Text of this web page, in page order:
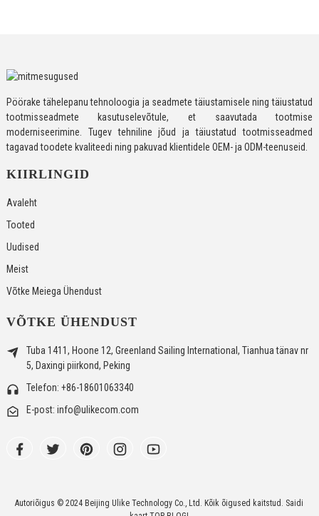
päeva jooksul täieliku raha tagastamise.
pakume teile rahuldava lahenduse.
Pöörake tähelepanu tehnoloogia ja seadmete täiustamisele ning täiustatud
tootmisseadmete kasutuselevõtule, et saavutada tootmise
moderniseerimine. Tugev tehniline jõud ja täiustatud tootmisseadmed
tagavad toodete kvaliteedi ning pakuvad klientidele OEM- ja ODM-teenuseid.
KIIRLINGID
Avaleht
Tooted
Uudised
Meist
Võtke Meiega Ühendust
VÕTKE ÜHENDUST
Tuba 1411, Hoone 12, Greenland Sailing International, Tianhua tänav nr
5, Daxingi piirkond, Peking
Telefon: +86-18601063340
E-post: info@ulikecom.com
Autoriõigus © 2024 Beijing Ulike Technology Co., Ltd. Kõik õigused kaitstud. Saidi